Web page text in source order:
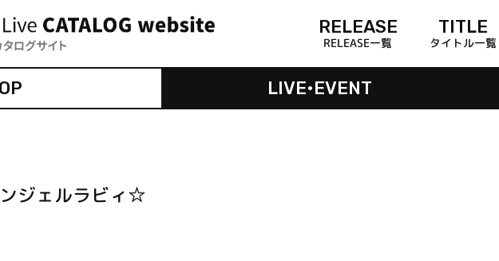
RELEASE
RELEASE一覧
TITLE
タイトル一覧
LIVE•EVENT
ジェルラビィ☆